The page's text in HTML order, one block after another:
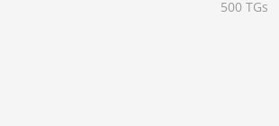
500 TGs